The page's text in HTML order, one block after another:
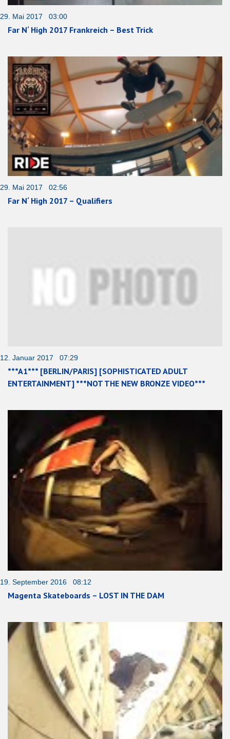
29. Mai 2017 03:00
Far N‘ High 2017 Frankreich – Best Trick
29. Mai 2017 02:56
Far N‘ High 2017 – Qualifiers
12. Januar 2017 07:29
***A1*** [BERLIN/PARIS] [SOPHISTICATED ADULT
ENTERTAINMENT] ***NOT THE NEW BRONZE VIDEO***
19. September 2016 08:12
Magenta Skateboards – LOST IN THE DAM